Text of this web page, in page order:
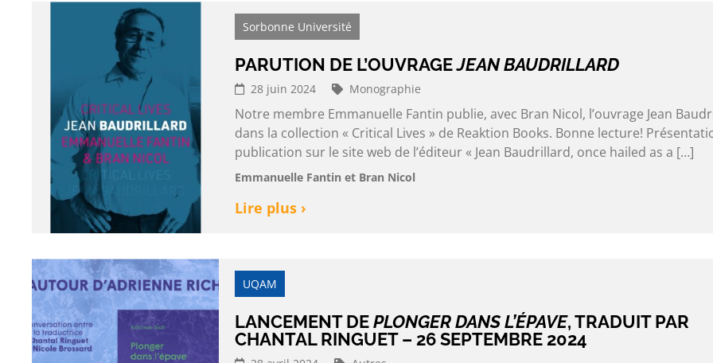
Sorbonne Université
PARUTION DE L’OUVRAGEJEAN BAUDRILLARD
28 juin 2024 Monographie
Notre membre Emmanuelle Fantin publie, avec Bran Nicol, l’ouvrage Jean
dans la collection « Critical Lives » de Reaktion Books. Bonne lecture!
publication sur le site web de l’éditeur « Jean Baudrillard, once hailed as a […]
Emmanuelle Fantin et Bran Nicol
Lire plus ›
UQAM
LANCEMENT DEPLONGER DANS L’ÉPAVE, TRADUIT PAR
CHANTAL RINGUET – 26 SEPTEMBRE 2024